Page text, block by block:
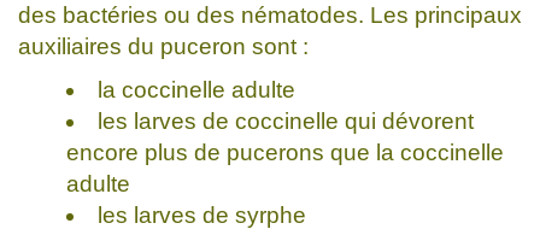
des bactéries ou des nématodes. Les principaux
auxiliaires du puceron sont :
la coccinelle adulte
les larves de coccinelle qui dévorent
encore plus de pucerons que la coccinelle
adulte
les larves de syrphe